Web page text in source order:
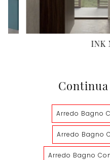
INK
Arredo Bagno
Arredo Bagno
Arredo Bagno